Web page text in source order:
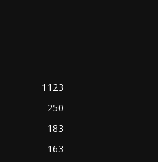
1123
250
183
163